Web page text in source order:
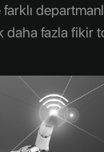
daha fazla fikir
bir yönetim
Benzer öneriler,
kopuk
taşıyan